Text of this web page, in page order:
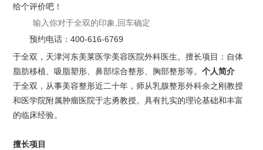
给个评价吧！
预约电话：400-616-6769
于全双，天津河东美莱医学美容医院外科医生。擅长项目：自体
脂肪移植、吸脂塑形、鼻部综合整形、胸部整形等。个人简介
于全双，从事美容整形近二十年，师从乳腺整形外科余之刚教授
和医学院附属肿瘤医院于志勇教授。具有扎实的理论基础和丰富
的临床经验。
擅长项目